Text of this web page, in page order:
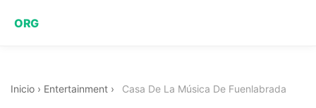
ORG
Inicio › Entertainment › Casa De La Música De Fuenlabrada